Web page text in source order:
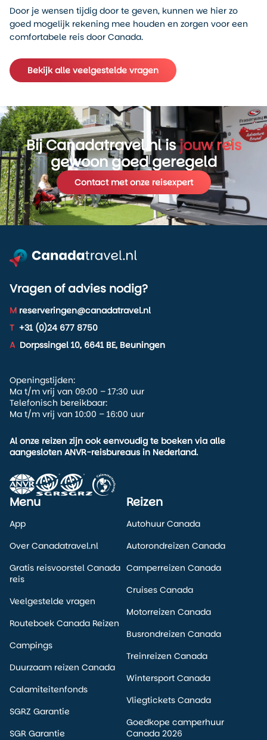
Door je wensen tijdig door te geven, kunnen we hier zo
goed mogelijk rekening mee houden en zorgen voor een
comfortabele reis door Canada.
Bekijk alle veelgestelde vragen
Bij Canadatravel.nl isjouw reis
gewoon goed geregeld
Contact met onze reisexpert
Vragen of advies nodig?
M reserveringen@canadatravel.nl
T +31 (0)24 677 8750
A Dorpssingel 10, 6641 BE, Beuningen
Openingstijden:
Ma t/m vrij van 09:00 – 17:30 uur
Telefonisch bereikbaar:
Ma t/m vrij van 10:00 – 16:00 uur
Al onze reizen zijn ook eenvoudig te boeken via alle
aangesloten ANVR-reisbureaus in Nederland.
Menu
App
Over Canadatravel.nl
Gratis reisvoorstel Canada
reis
Veelgestelde vragen
Routeboek Canada Reizen
Campings
Duurzaam reizen Canada
Calamiteitenfonds
SGRZ Garantie
SGR Garantie
Reizen
Autohuur Canada
Autorondreizen Canada
Camperreizen Canada
Cruises Canada
Motorreizen Canada
Busrondreizen Canada
Treinreizen Canada
Wintersport Canada
Vliegtickets Canada
Goedkope camperhuur
Canada 2026